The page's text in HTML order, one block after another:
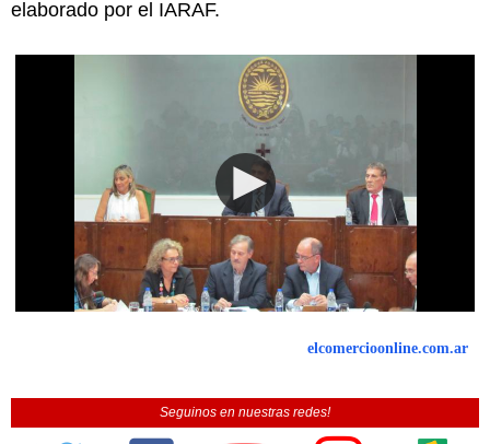
elaborado por el IARAF.
elcomercioonline.com.ar
Seguinos en nuestras redes!